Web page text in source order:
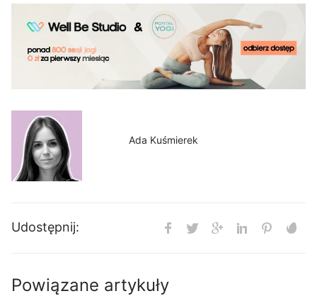
Ada Kuśmierek
Udostępnij:
Powiązane artykuły